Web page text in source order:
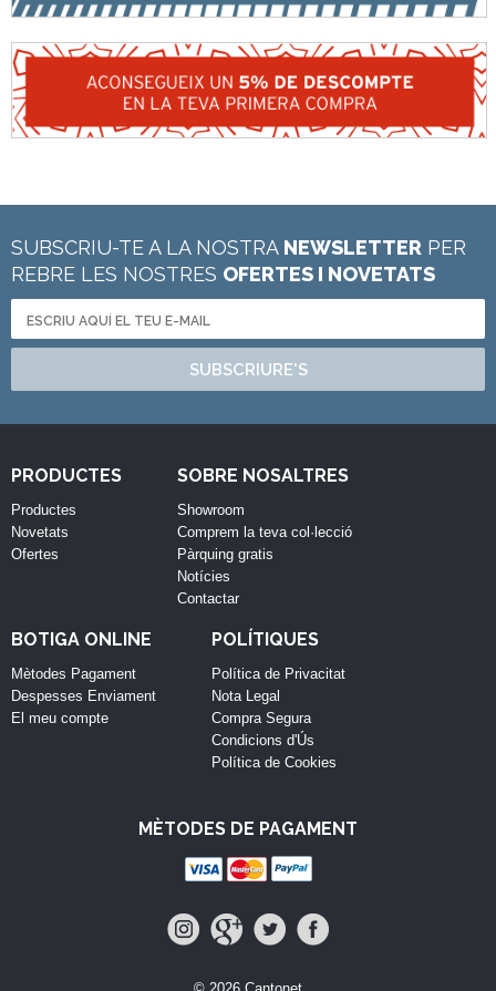
SUBSCRIU-TE A LA NOSTRA NEWSLETTER PER
REBRE LES NOSTRES OFERTES I NOVETATS
SUBSCRIURE'S
PRODUCTES
Productes
Novetats
Ofertes
SOBRE NOSALTRES
Showroom
Comprem la teva col·lecció
Pàrquing gratis
Notícies
Contactar
BOTIGA ONLINE
Mètodes Pagament
Despesses Enviament
El meu compte
POLÍTIQUES
Política de Privacitat
Nota Legal
Compra Segura
Condicions d'Ús
Política de Cookies
MÈTODES DE PAGAMENT